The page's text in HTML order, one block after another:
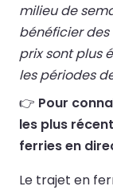
milieu de
bénéficier des
prix sont plus
les périodes
👉 Pour
les plus
ferries en
Le trajet en